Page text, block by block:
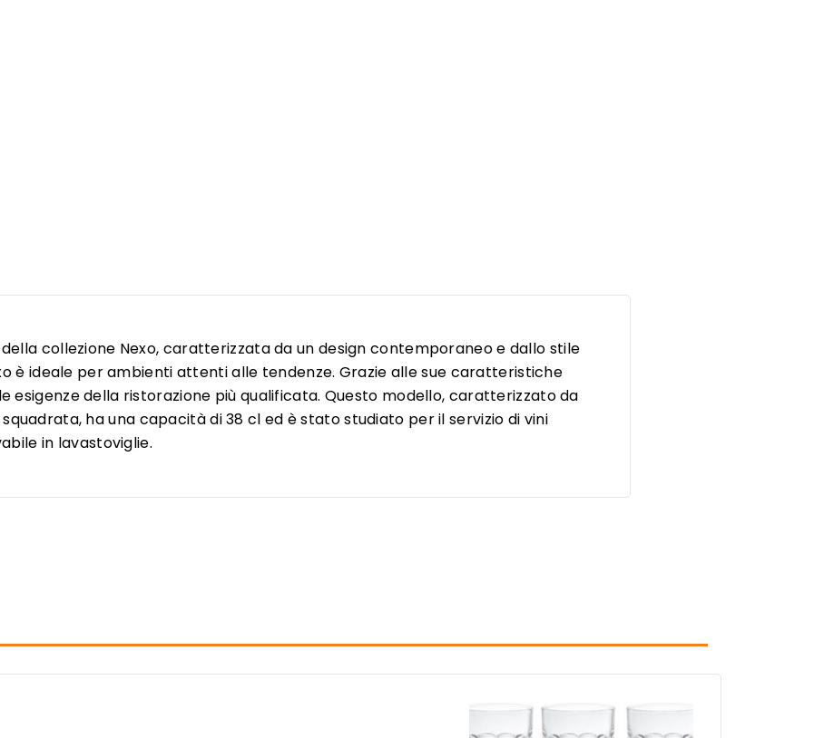
collezione Nexo, caratterizzata da un design contemporaneo e dallo stile
è ideale per ambienti attenti alle tendenze. Grazie alle sue caratteristiche
esigenze della ristorazione più qualificata. Questo modello, caratterizzato da
ha una capacità di 38 cl ed è stato studiato per il servizio di vini
in lavastoviglie.